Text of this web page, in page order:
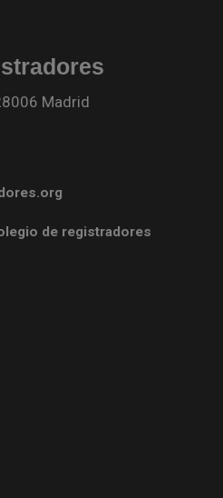
Madrid
de registradores
(abre en ventana nueva)
(abre en ventana nueva)
(abre en ventana nueva)
(abre en ventana nueva)